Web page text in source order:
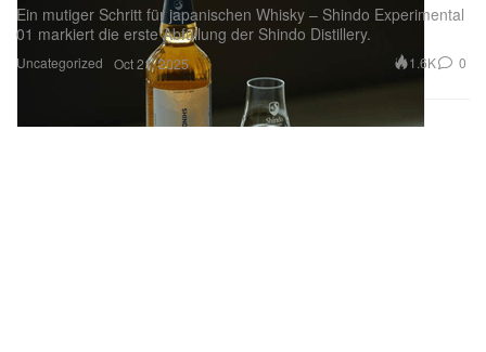
Uncategorized
Ein mutiger Schritt für japanischen Whisky – Shindo Experimental
01 markiert die erste Abfüllung der Shindo Distillery.
Oct 21, 2025 1.6K 0